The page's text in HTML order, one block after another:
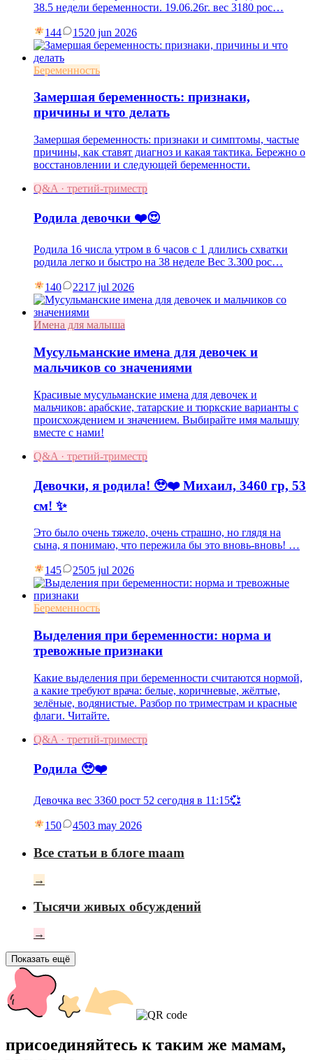
38.5 недели беременности. 19.06.26г. вес 3180 рос…
144 1520 jun 2026
Беременность
Замершая беременность: признаки,
причины и что делать
Замершая беременность: признаки и симптомы, частые
причины, как ставят диагноз и какая тактика. Бережно о
восстановлении и следующей беременности.
Q&A · третий-триместр
Родила девочки ❤️😍
Родила 16 числа утром в 6 часов с 1 длились схватки
родила легко и быстро на 38 неделе Вес 3.300 рос…
140 2217 jul 2026
Имена для малыша
Мусульманские имена для девочек и
мальчиков со значениями
Красивые мусульманские имена для девочек и
мальчиков: арабские, татарские и тюркские варианты с
происхождением и значением. Выбирайте имя малышу
вместе с нами!
Q&A · третий-триместр
Девочки, я родила! 🥹❤️ Михаил, 3460 гр, 53
см! ✨
Это было очень тяжело, очень страшно, но глядя на
сына, я понимаю, что пережила бы это вновь-вновь! …
145 2505 jul 2026
Беременность
Выделения при беременности: норма и
тревожные признаки
Какие выделения при беременности считаются нормой,
а какие требуют врача: белые, коричневые, жёлтые,
зелёные, водянистые. Разбор по триместрам и красные
флаги. Читайте.
Q&A · третий-триместр
Родила 🥹❤️
Девочка вес 3360 рост 52 сегодня в 11:15💞
150 4503 may 2026
Все статьи в блоге maam
→
Тысячи живых обсуждений
→
Показать ещё
присоединяйтесь к таким же мамам,